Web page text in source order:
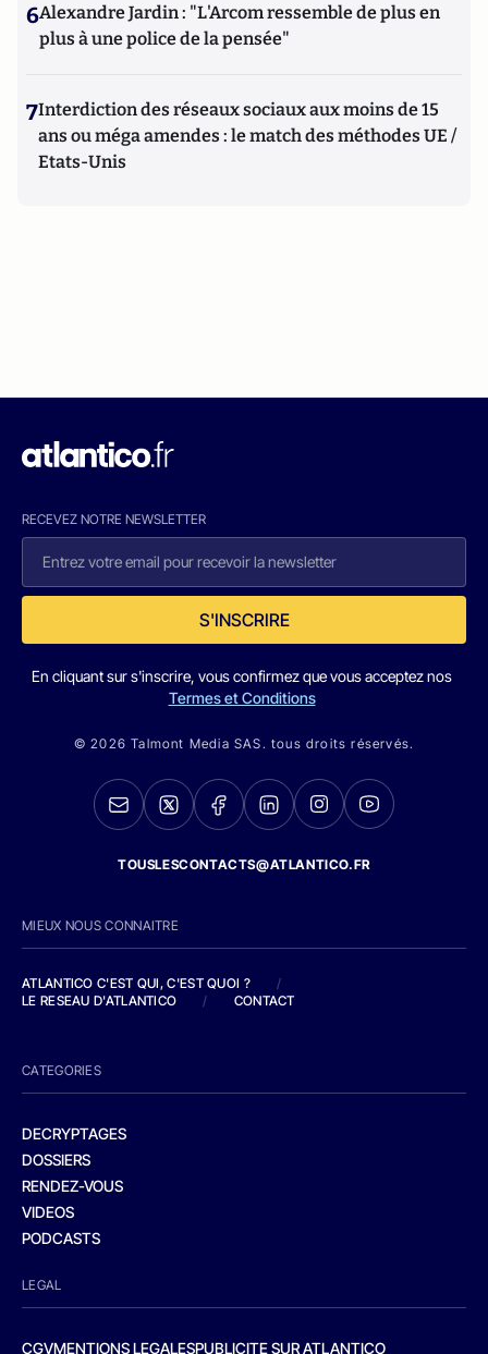
6Alexandre Jardin : "L'Arcom ressemble de plus en
plus à une police de la pensée"
7Interdiction des réseaux sociaux aux moins de 15
ans ou méga amendes : le match des méthodes UE /
Etats-Unis
RECEVEZ NOTRE NEWSLETTER
S'INSCRIRE
En cliquant sur s'inscrire, vous confirmez que vous acceptez nos
Termes et Conditions
© 2026 Talmont Media SAS. tous droits réservés.
TOUSLESCONTACTS@ATLANTICO.FR
MIEUX NOUS CONNAITRE
ATLANTICO C'EST QUI, C'EST QUOI ?
/
LE RESEAU D'ATLANTICO
/ CONTACT
CATEGORIES
DECRYPTAGES
DOSSIERS
RENDEZ-VOUS
VIDEOS
PODCASTS
LEGAL
CGVMENTIONS LEGALESPUBLICITE SUR ATLANTICO